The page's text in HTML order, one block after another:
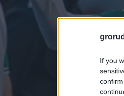
If you